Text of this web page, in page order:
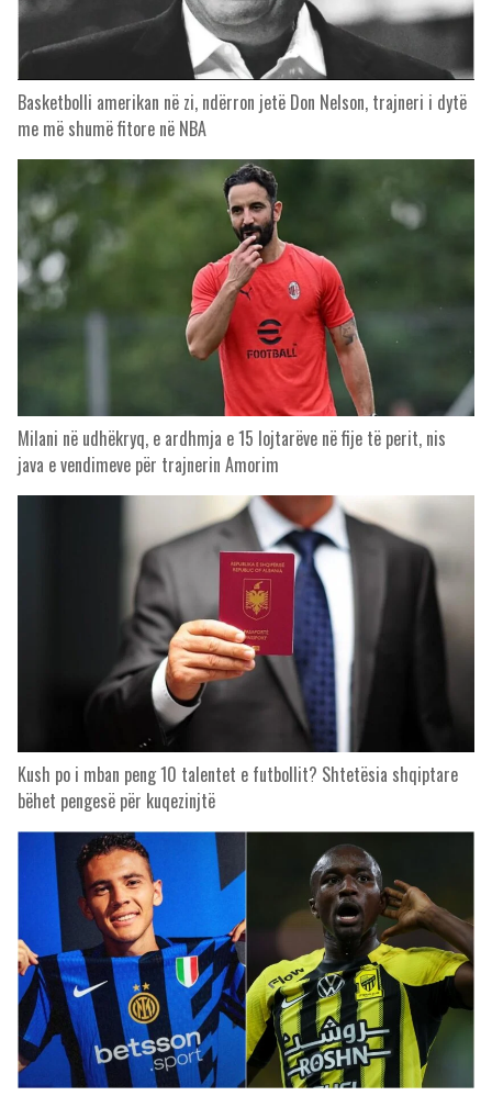
Basketbolli amerikan në zi, ndërron jetë Don Nelson, trajneri i dytë
me më shumë fitore në NBA
Milani në udhëkryq, e ardhmja e 15 lojtarëve në fije të perit, nis
java e vendimeve për trajnerin Amorim
Kush po i mban peng 10 talentet e futbollit? Shtetësia shqiptare
bëhet pengesë për kuqezinjtë